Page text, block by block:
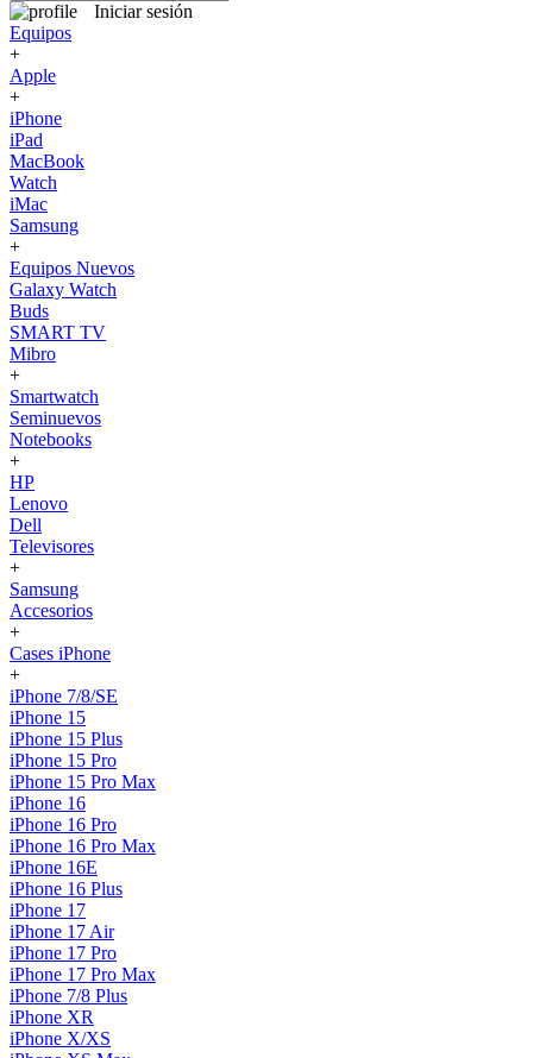
Iniciar sesión
Equipos
+
Apple
+
iPhone
iPad
MacBook
Watch
iMac
Samsung
+
Equipos Nuevos
Galaxy Watch
Buds
SMART TV
Mibro
+
Smartwatch
Seminuevos
Notebooks
+
HP
Lenovo
Dell
Televisores
+
Samsung
Accesorios
+
Cases iPhone
+
iPhone 7/8/SE
iPhone 15
iPhone 15 Plus
iPhone 15 Pro
iPhone 15 Pro Max
iPhone 16
iPhone 16 Pro
iPhone 16 Pro Max
iPhone 16E
iPhone 16 Plus
iPhone 17
iPhone 17 Air
iPhone 17 Pro
iPhone 17 Pro Max
iPhone 7/8 Plus
iPhone XR
iPhone X/XS